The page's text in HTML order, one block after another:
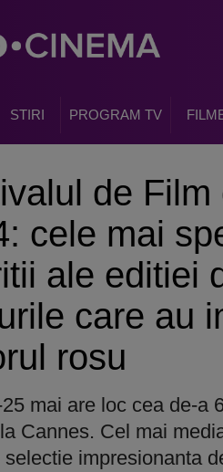
STIRI PROGRAM TV
de
cele mai
ale editiei
care au
rosu
mai are loc cea de-a
Cannes. Cel mai
selectie impresionanta